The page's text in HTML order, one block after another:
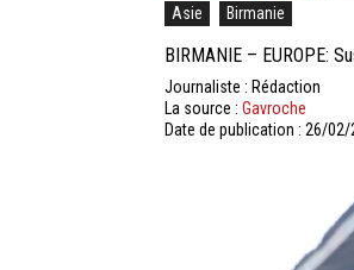
Asie Birmanie
BIRMANIE – EUROPE:
Journaliste : Rédaction
La source : Gavroche
Date de publication : 26/02/